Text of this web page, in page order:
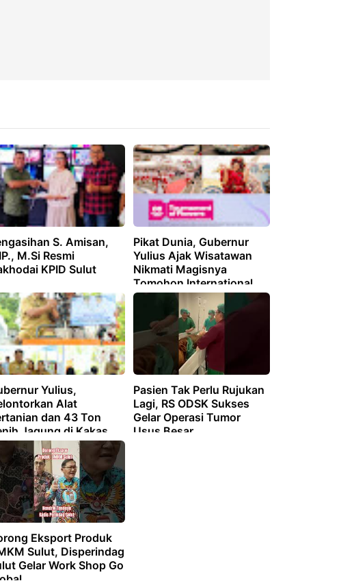
S. Amisan,
M.Si Resmi
KPID Sulut
Pikat Dunia, Gubernur
Yulius Ajak Wisatawan
Nikmati Magisnya
Tomohon International
Flower Festival 2026
Yulius,
Alat
dan 43 Ton
Jagung di Kakas
Pasien Tak Perlu Rujukan
Lagi, RS ODSK Sukses
Gelar Operasi Tumor
Usus Besar
Eksport Produk
Sulut, Disperindag
Gelar Work Shop Go